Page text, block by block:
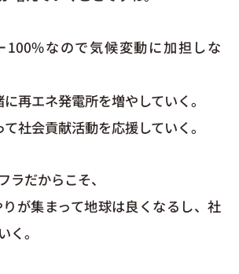
100%なので気候変動に加担しな
再エネ発電所を増やしていく。
社会貢献活動を応援していく。
ラだからこそ、
が集まって地球は良くなるし、社
く。